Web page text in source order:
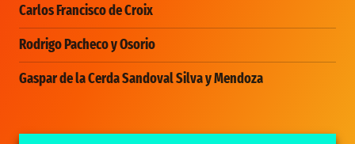
Carlos Francisco de Croix
Rodrigo Pacheco y Osorio
Gaspar de la Cerda Sandoval Silva y Mendoza